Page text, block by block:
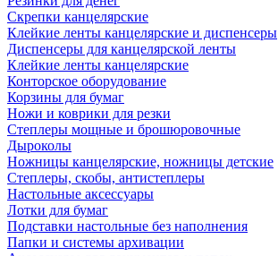
Скрепки канцелярские
Клейкие ленты канцелярские и диспенсеры
Диспенсеры для канцелярской ленты
Клейкие ленты канцелярские
Конторское оборудование
Корзины для бумаг
Ножи и коврики для резки
Степлеры мощные и брошюровочные
Дыроколы
Ножницы канцелярские, ножницы детские
Степлеры, скобы, антистеплеры
Настольные аксессуары
Лотки для бумаг
Подставки настольные без наполнения
Папки и системы архивации